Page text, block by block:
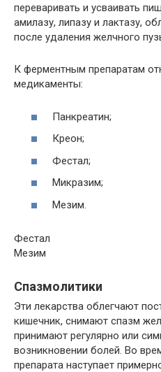
переваривать и усваивать
амилазу, липазу и лактазу,
после удаления желчного
К ферментным препаратам
медикаменты:
Панкреатин;
Креон;
Фестал;
Микразим;
Мезим.
Фестал
Мезим
Спазмолитики
Эти лекарства облегчают
кишечник, снимают спазм
принимают регулярно или
возникновении болей. Во
препарата наступает